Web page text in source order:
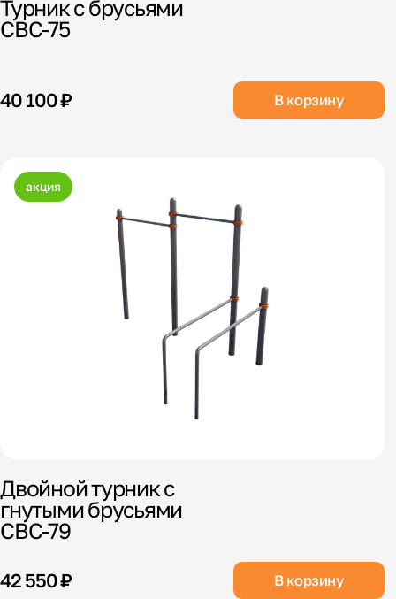
Турник с брусьями
СВС-75
40 100 ₽ В корзину
акция
Двойной турник с
гнутыми брусьями
СВС-79
42 550 ₽ В корзину